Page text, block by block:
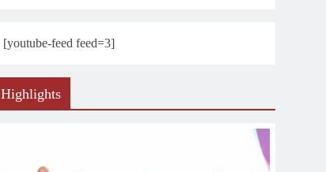
[youtube-feed feed=3]
Highlights